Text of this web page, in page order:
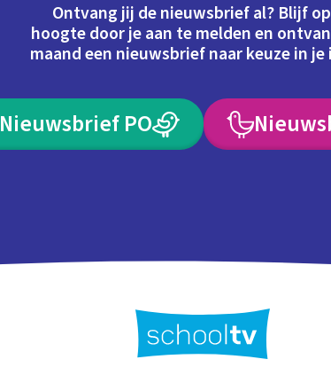
Ontvang jij de nieuwsbrief al? Blijf
hoogte door je aan te melden en
maand een nieuwsbrief naar keuze in je
Nieuwsbrief PO